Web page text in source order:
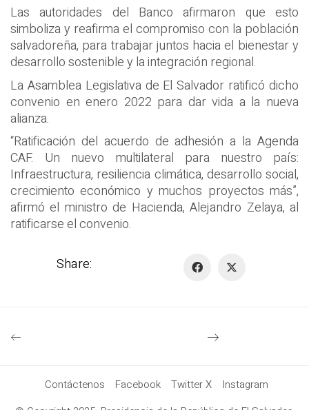
Las autoridades del Banco afirmaron que esto
simboliza y reafirma el compromiso con la población
salvadoreña, para trabajar juntos hacia el bienestar y
desarrollo sostenible y la integración regional.
La Asamblea Legislativa de El Salvador ratificó dicho
convenio en enero 2022 para dar vida a la nueva
alianza.
“Ratificación del acuerdo de adhesión a la Agenda
CAF. Un nuevo multilateral para nuestro país:
Infraestructura, resiliencia climática, desarrollo social,
crecimiento económico y muchos proyectos más”,
afirmó el ministro de Hacienda, Alejandro Zelaya, al
ratificarse el convenio.
Share:
Contáctenos Facebook Twitter X
Instagram